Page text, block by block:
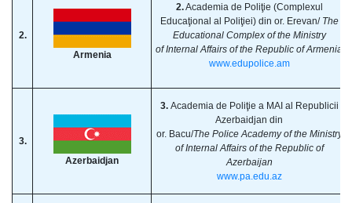
2.
Armenia
2.Academia de Poliţie (Complexul
Educaţional al Poliţiei) din or. Erevan/ The
Educational Complex of the Ministry
of Internal Affairs of the Republic of Armenia
www.edupolice.am
3.
Azerbaidjan
3. Academia de Poliţie a MAI al Republicii
Azerbaidjan din
or. Bacu/The Police Academy of the Ministry
of Internal Affairs of the Republic of
Azerbaijan
www.pa.edu.az